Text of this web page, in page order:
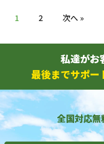
1 2 次へ »
私達がお
最後までサポー
全国対応無